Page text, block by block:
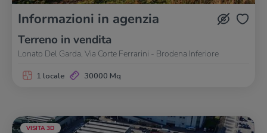
Informazioni in agenzia
Terreno in vendita
Lonato Del Garda, Via Corte Ferrarini - Brodena Inferiore
1 locale 30000 Mq
VISITA 3D